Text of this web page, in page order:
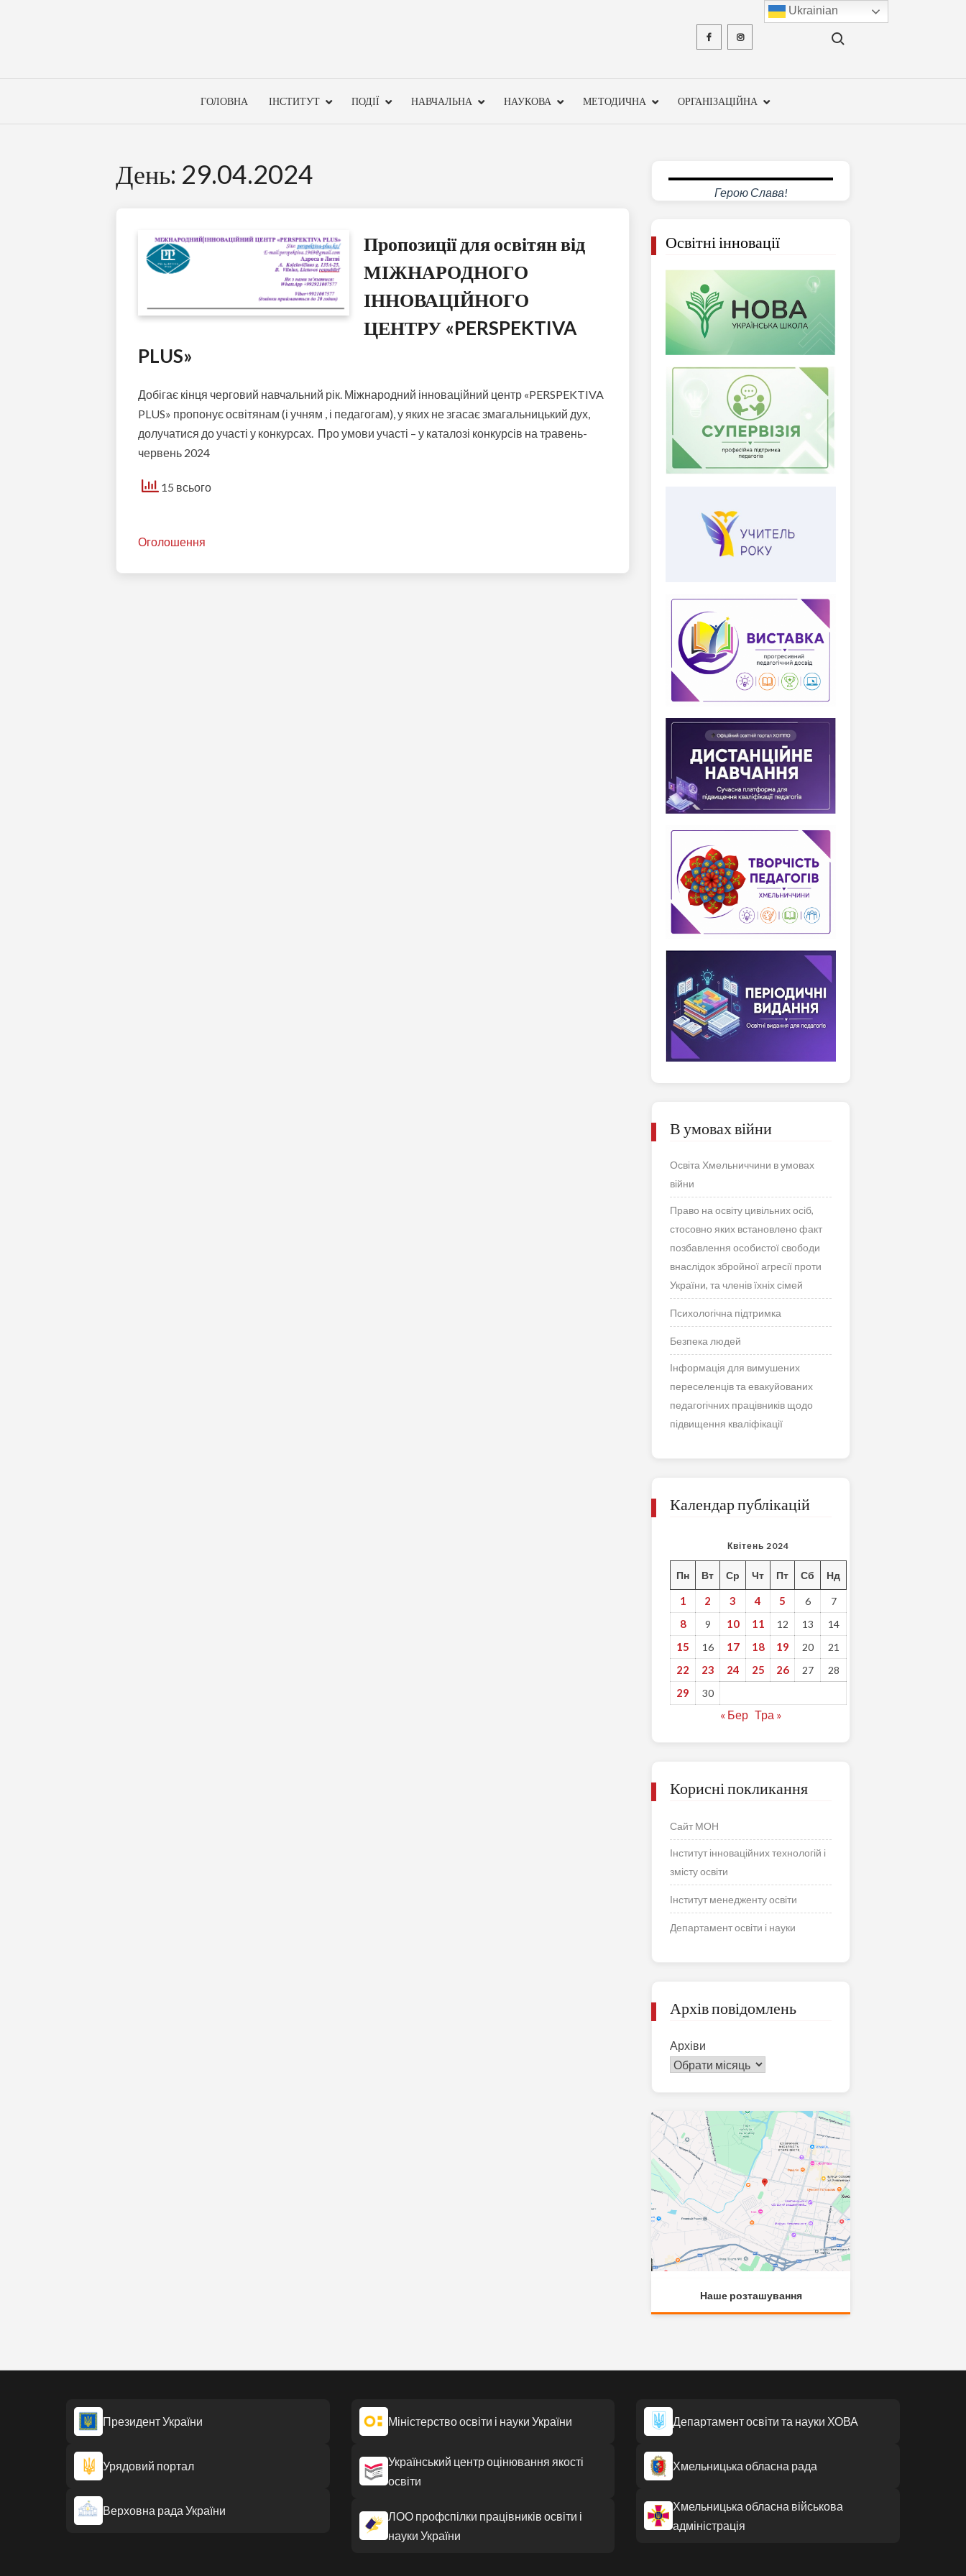
FacebookInstagram Search for:
ГОЛОВНА ІНСТИТУТ ПОДІЇ НАВЧАЛЬНА НАУКОВА МЕТОДИЧНА ОРГАНІЗАЦІЙНА
День: 29.04.2024
Пропозиції для освітян від
МІЖНАРОДНОГО
ІННОВАЦІЙНОГО
ЦЕНТРУ «PERSPEKTIVA
PLUS»
Добігає кінця черговий навчальний рік. Міжнародний інноваційний центр «PERSPEKTIVA
PLUS» пропонує освітянам (і учням , і педагогам), у яких не згасає змагальницький дух,
долучатися до участі у конкурсах. Про умови участі – у каталозі конкурсів на травень-
червень 2024
15 всього
Оголошення
Герою Слава!
Освітні інновації
В умовах війни
Освіта Хмельниччини в умовах
війни
Право на освіту цивільних осіб,
стосовно яких встановлено факт
позбавлення особистої свободи
внаслідок збройної агресії проти
України, та членів їхніх сімей
Психологічна підтримка
Безпека людей
Інформація для вимушених
переселенців та евакуйованих
педагогічних працівників щодо
підвищення кваліфікації
Календар публікацій
Квітень 2024
Пн Вт Ср Чт Пт Сб Нд
1 2 3 4 5 6 7
8 9 10 11 12 13 14
15 16 17 18 19 20 21
22 23 24 25 26 27 28
29 30
« Бер Тра »
Корисні покликання
Сайт МОН
Інститут інноваційних технологій і
змісту освіти
Інститут менедженту освіти
Департамент освіти і науки
Архів повідомлень
Архіви
Наше розташування
Президент України
Урядовий портал
Верховна рада України
Міністерство освіти і науки України
Український центр оцінювання якості
освіти
ЛОО профспілки працівників освіти і
науки України
Департамент освіти та науки ХОВА
Хмельницька обласна рада
Хмельницька обласна військова
адміністрація
Ukrainian